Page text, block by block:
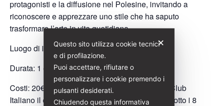
protagonisti e la diffusione nel Polesine, invitando a
riconoscere e apprezzare uno stile che ha saputo
trasformare l’arte in vita quotidiana.
Luogo di incontro: Via dei Dogi 11
Durata: 1 ora
Costi: 20€ (Per i soci di Italia Liberty e Touring Club
Italiano il costo è di 18€) gratuità per ragazzi/e sotto i 8
✕
Questo sito utilizza cookie tecnici
e di profilazione.
Puoi accettare, rifiutare o
personalizzare i cookie premendo i
pulsanti desiderati.
Chiudendo questa informativa